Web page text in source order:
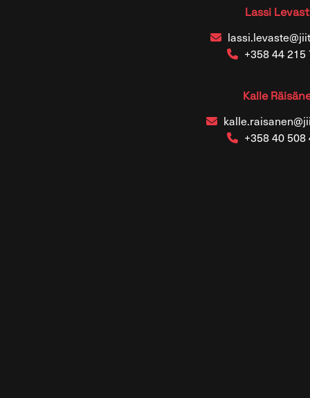
Lassi
+358 44 215
Kalle
+358 40 508